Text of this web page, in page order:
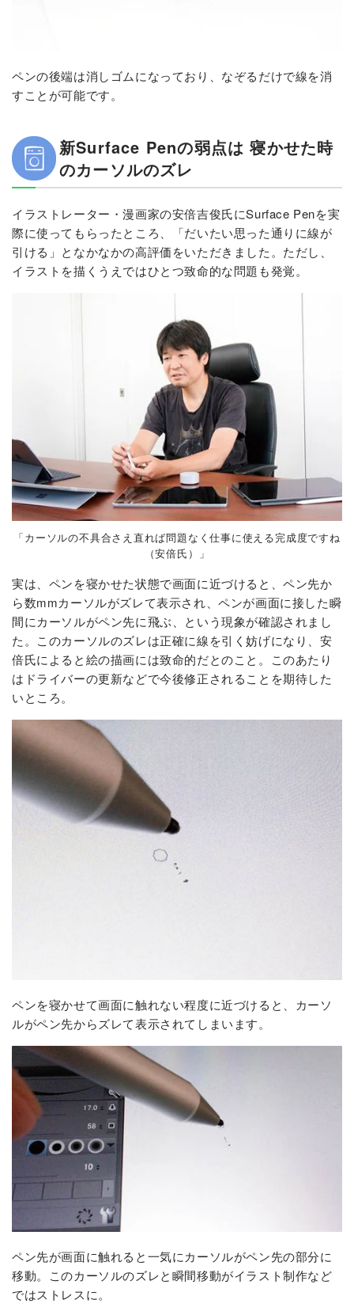
ペンの後端は消しゴムになっており、なぞるだけで線を消
すことが可能です。
新Surface Penの弱点は 寝かせた時
のカーソルのズレ
イラストレーター・漫画家の安倍吉俊氏にSurface Penを実
際に使ってもらったところ、「だいたい思った通りに線が
引ける」となかなかの高評価をいただきました。ただし、
イラストを描くうえではひとつ致命的な問題も発覚。
「カーソルの不具合さえ直れば問題なく仕事に使える完成度ですね
（安倍氏）」
実は、ペンを寝かせた状態で画面に近づけると、ペン先か
ら数mmカーソルがズレて表示され、ペンが画面に接した瞬
間にカーソルがペン先に飛ぶ、という現象が確認されまし
た。このカーソルのズレは正確に線を引く妨げになり、安
倍氏によると絵の描画には致命的だとのこと。このあたり
はドライバーの更新などで今後修正されることを期待した
いところ。
ペンを寝かせて画面に触れない程度に近づけると、カーソ
ルがペン先からズレて表示されてしまいます。
ペン先が画面に触れると一気にカーソルがペン先の部分に
移動。このカーソルのズレと瞬間移動がイラスト制作など
ではストレスに。